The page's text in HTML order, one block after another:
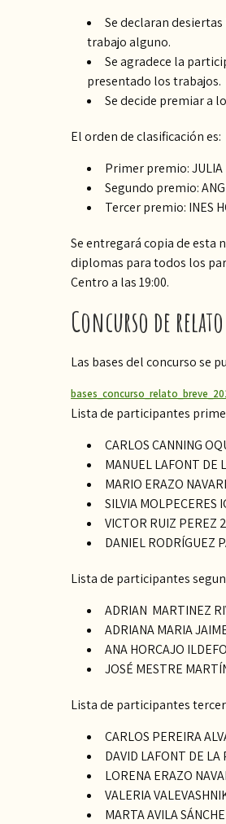
Se declaran
trabajo alguno.
Se agradece la
presentado los trabajos.
Se decide premiar a
El orden de clasificación es:
Primer premio: JULIA
Segundo premio:
Tercer premio: INES
Se entregará copia de esta
diplomas para todos los
Centro a las 19:00.
Concurso de
Las bases del concurso se
Lista de participantes
CARLOS CANNING
MANUEL LAFONT DE
MARIO ERAZO
SILVIA MOLPECERES
VICTOR RUIZ PEREZ
DANIEL RODRÍGUEZ
Lista de participantes
ADRIAN MARTINEZ
ADRIANA MARIA
ANA HORCAJO
JOSÉ MESTRE
Lista de participantes
CARLOS PEREIRA
DAVID LAFONT DE LA
LORENA ERAZO
VALERIA
MARTA AVILA